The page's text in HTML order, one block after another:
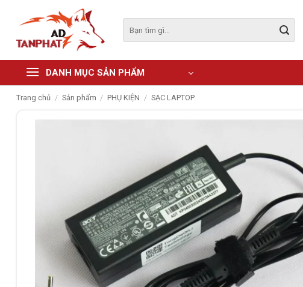
content
kiếm:
DANH MỤC SẢN PHẨM
Trang chủ / Sản phẩm / PHỤ KIỆN / SẠC LAPTOP